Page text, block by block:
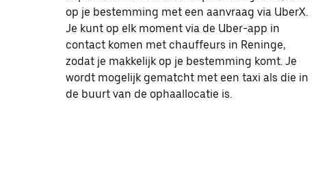
op je bestemming met een aanvraag via UberX.
Je kunt op elk moment via de Uber-app in
contact komen met chauffeurs in Reninge,
zodat je makkelijk op je bestemming komt. Je
wordt mogelijk gematcht met een taxi als die in
de buurt van de ophaallocatie is.